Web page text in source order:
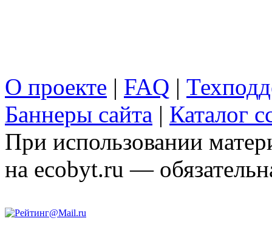
О проекте | FAQ |
Баннеры сайта | Каталог
При использовании
на ecobyt.ru —